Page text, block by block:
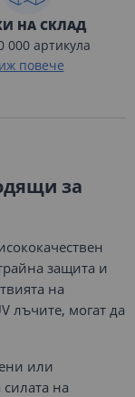
НА СКЛАД
000 артикула
повече
за
защита и
на
лъчите, могат да
или
на